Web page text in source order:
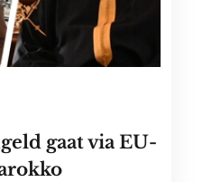
gaat via EU-